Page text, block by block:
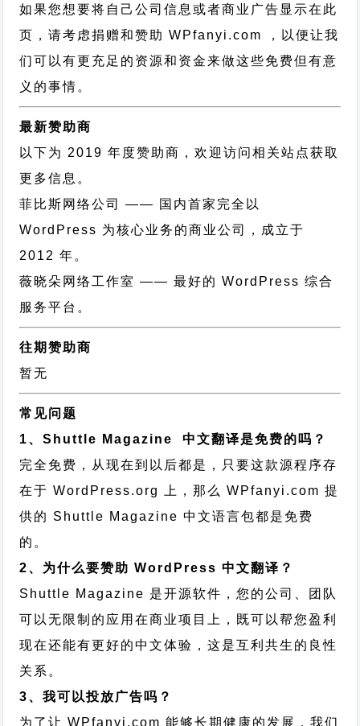
如果您想要将自己公司信息或者商业广告显示在此
页，请考虑捐赠和赞助 WPfanyi.com ，以便让我
们可以有更充足的资源和资金来做这些免费但有意
义的事情。
最新赞助商
以下为 2019 年度赞助商，欢迎访问相关站点获取
更多信息。
菲比斯网络公司
—— 国内首家完全以
WordPress 为核心业务的商业公司，成立于
2012 年。
薇晓朵网络工作室 —— 最好的 WordPress 综合
服务平台。
往期赞助商
暂无
常见问题
1、Shuttle Magazine 中文翻译是免费的吗？
完全免费，从现在到以后都是，只要这款源程序存
在于 WordPress.org 上，那么 WPfanyi.com 提
供的 Shuttle Magazine 中文语言包都是免费
的。
2、为什么要赞助 WordPress 中文翻译？
Shuttle Magazine 是开源软件，您的公司、团队
可以无限制的应用在商业项目上，既可以帮您盈利
现在还能有更好的中文体验，这是互利共生的良性
关系。
3、我可以投放广告吗？
为了让 WPfanyi.com 能够长期健康的发展，我们